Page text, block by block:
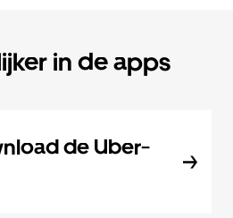
in de apps
de Uber-